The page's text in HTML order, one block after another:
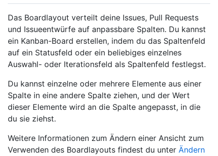
Das Boardlayout verteilt deine Issues, Pull Requests
und Issueentwürfe auf anpassbare Spalten. Du kannst
ein Kanban-Board erstellen, indem du das Spaltenfeld
auf ein Statusfeld oder ein beliebiges einzelnes
Auswahl- oder Iterationsfeld als Spaltenfeld festlegst.
Du kannst einzelne oder mehrere Elemente aus einer
Spalte in eine andere Spalte ziehen, und der Wert
dieser Elemente wird an die Spalte angepasst, in die
du sie ziehst.
Weitere Informationen zum Ändern einer Ansicht zum
Verwenden des Boardlayouts findest du unter Ändern